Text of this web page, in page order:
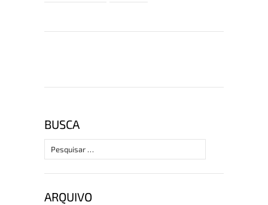
BUSCA
Pesquisar
por:
ARQUIVO